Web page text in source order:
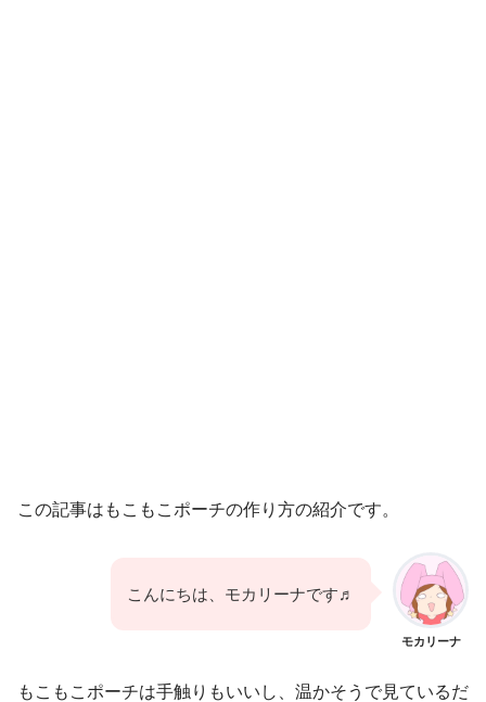
この記事はもこもこポーチの作り方の紹介です。
モカリーナ
こんにちは、モカリーナです♬
もこもこポーチは手触りもいいし、温かそうで見ているだ